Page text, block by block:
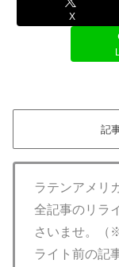
X
記
ラテンアメリ
全記事のリラ
さいませ。（
ライト前の記